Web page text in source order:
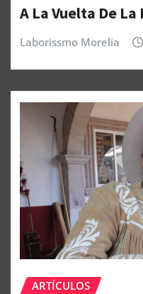
A La Vuelta De La
Laborissmo Morelia
ARTÍCULOS